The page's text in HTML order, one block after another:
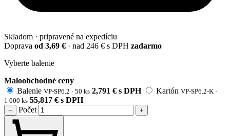
Skladom · pripravené na expedíciu
Doprava od 3,69 € · nad 246 € s DPH zadarmo
Vyberte balenie
Maloobchodné ceny
Balenie VP-SP6.2 · 50 ks 2,791 € s DPH Kartón VP-SP6.2-K ·
1 000 ks 55,817 € s DPH
− Počet +